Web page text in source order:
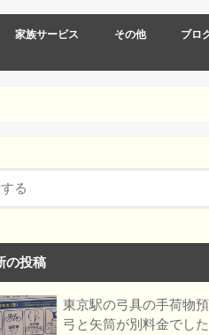
家族サービス
東京ディズニーリゾート(TDR)
スキー
その他 ブロ
の投稿
東京駅の弓具の手荷物
弓と矢筒が別料金でし